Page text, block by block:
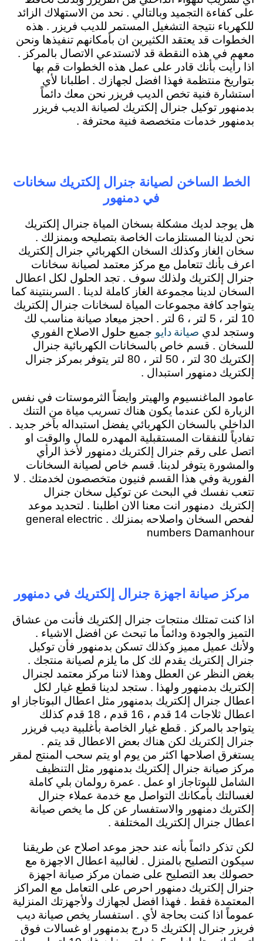
على كفاءة التجميد وبالتالي . نحد من الاستهلاك الزائد
للكهرباء نتيجة التشغيل المستمر للديب فريزر . هذه
الخطوات قد يعتقد الكثيرين ان بأمكانهم تنفيذها ونحن
معهم في هذه النقطة قد لاتستدعي الاتصال بالمركز .
اذا رأيت بأنك قادر على عمل هذه الخطوات قم بها
بتواريخ منتظمة فهذا افضل لجهازك . اطلبانا لأي
استشارة فنية تخص الديب فريزر نحن معك دائماً
بدمنهور توكيل جنرال إلكتريك لصيانة الديب فريزر
بدمنهور خدمات متخصصة فنية محترفة .
الخط الساخن لصيانة جنرال إلكتريك سخانات
في دمنهور
هل يوجد لديك مشكلة بسخان المياة جنرال إلكتريك
نحن لدينا المستلزمات الخاصة بتصليحه وبمنزلك .
سخان الغاز وكذلك السخان الكهربائي جنرال إلكتريك
اعرف بأنك تتعامل مع مركز معتمد لصيانة سخانات
جنرال إلكتريك ولذلك سوف . تجد الحلول لكل اعطال
السخان لدينا مجموعة الغاز كاملة لدينا . السربنتينة كما
يتواجد كافة مجموعات المياة لسخانات جنرال إلكتريك
10 لتر ، 5 لتر ، 6 لتر . احجز ميعاد صيانة مناسب لك
وستجد لدي صيانة دايو جميع حلول الاصلاح الفوري
للسخان . قسم خاص بالسخانات الكهربائية جنرال
إلكتريك 30 لتر ، 50 لتر ، 80 لتر يتوفر بمركز جنرال
إلكتريك دمنهور استبدال .
عامود الماغنسيوم والهيتر وايضاً الثرموستات في نفس
الزيارة لكن عندما يكون هناك تسريب مياة من التنك
الداخلي بالسخان الكهربائي يفضل استبداله باَخر جديد .
تفادياً للنفقات المستقبلية المهدره للمال والوقت او
اتصل على رقم جنرال إلكتريك دمنهور لأخذ الرأي
والمشورة يتوفر لدينا. قسم خاص لصيانة السخانات
الفورية وفي هذا القسم فنيون متخصصون لخدمتك . لا
تتعب نفسك في البحث عن توكيل سخان جنرال
إلكتريك دمنهور انت معنا الان اطلبنا . لتحديد موعد
لفحص السخان واصلاحه بمنزلك . general electric
numbers Damanhour
مركز صيانة اجهزة جنرال إلكتريك في دمنهور
اذا كنت تمتلك منتجات جنرال إلكتريك فأنت من عشاق
التميز والجودة ودائماً ما تبحث عن افضل الاشياء .
ولأنك عميل مميز وكذلك تسكن بدمنهور فأن توكيل
جنرال إلكتريك يقدم لك كل ما يلزم لصيانة منتجك .
بغض النظر عن العطل وهذا لاننا مركز معتمد لجنرال
إلكتريك بدمنهور ولهذا . ستجد لدينا قطع غيار لكل
اعطال جنرال إلكتريك بدمنهور مثل اعطال البوتاجاز او
اعطال ثلاجات 14 قدم ، 16 قدم ، 18 قدم كذلك
يتواجد بالمركز . قطع غيار الخاصة بأغلبية ديب فريزر
جنرال إلكتريك لكن هناك بعض الاعطال قد يتم .
يستغرق اصلاحها اكثر من يوم او يتم سحب المنتج لمقر
مركز صيانة جنرال إلكتريك بدمنهور مثل التنظيف
الشامل للبوتاجاز او عمل . عمرة رولمان بلي كاملة
لغسالتك بأمكانك التواصل مع خدمة عملاء جنرال
إلكتريك دمنهور والاستفسار عن كل ما يخص صيانة
اعطال جنرال إلكتريك المختلفة .
لكن تذكر دائماً بأنه عند حجز موعد اصلاح عن طريقنا
سيكون التصليح بالمنزل . لغالبية اعطال الاجهزة مع
حصولك بعد التصليح على ضمان مركز صيانة اجهزة
جنرال إلكتريك دمنهور احرص على التعامل مع المراكز
المعتمدة فقط . فهذا افضل لجهازك ولأجهزتك المنزلية
عموماً اذا كنت بحاجة لأي . استفسار يخص صيانة ديب
فريزر جنرال إلكتريك 5 درج بدمنهور او غسالات فوق